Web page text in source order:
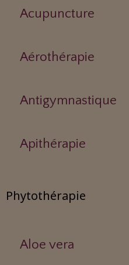
Acupuncture
Aérothérapie
Antigymnastique
Apithérapie
Phytothérapie
Aloe vera